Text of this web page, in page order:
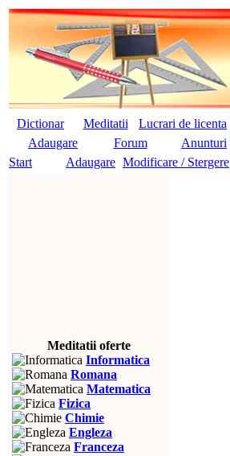
Dictionar Meditatii Lucrari de licenta
Adaugare
Forum Anunturi
Start
Adaugare Modificare / Stergere
Meditatii oferte
Informatica
Romana
Matematica
Fizica
Chimie
Engleza
Franceza